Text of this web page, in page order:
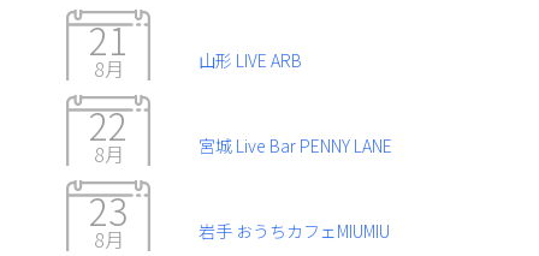
21
8月 山形 LIVE ARB
22
8月 宮城 Live Bar PENNY LANE
23
8月 岩手 おうちカフェMIUMIU